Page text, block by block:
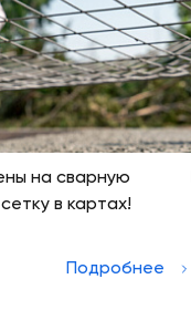
на сварную
в картах!
Подробнее